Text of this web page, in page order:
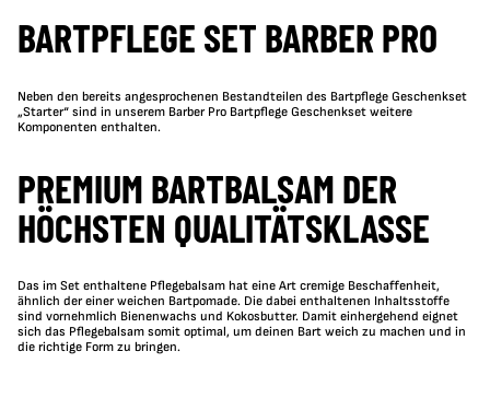
BARTPFLEGE SET BARBER PRO
Neben den bereits angesprochenen Bestandteilen des Bartpflege Geschenkset
„Starter“ sind in unserem Barber Pro Bartpflege Geschenkset weitere
Komponenten enthalten.
PREMIUM BARTBALSAM DER
HÖCHSTEN QUALITÄTSKLASSE
Das im Set enthaltene Pflegebalsam hat eine Art cremige Beschaffenheit,
ähnlich der einer weichen Bartpomade. Die dabei enthaltenen Inhaltsstoffe
sind vornehmlich Bienenwachs und Kokosbutter. Damit einhergehend eignet
sich das Pflegebalsam somit optimal, um deinen Bart weich zu machen und in
die richtige Form zu bringen.